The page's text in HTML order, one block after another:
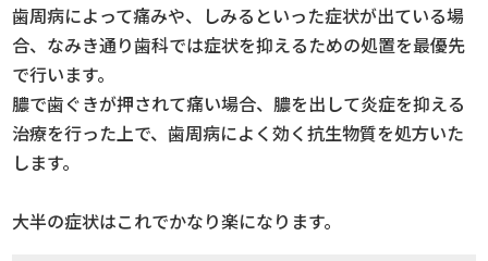
歯周病によって痛みや、しみるといった症状が出ている場
合、なみき通り歯科では症状を抑えるための処置を最優先
で行います。
膿で歯ぐきが押されて痛い場合、膿を出して炎症を抑える
治療を行った上で、歯周病によく効く抗生物質を処方いた
します。
大半の症状はこれでかなり楽になります。